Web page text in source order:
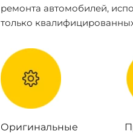
ремонта автомобилей,
только
Оригинальные